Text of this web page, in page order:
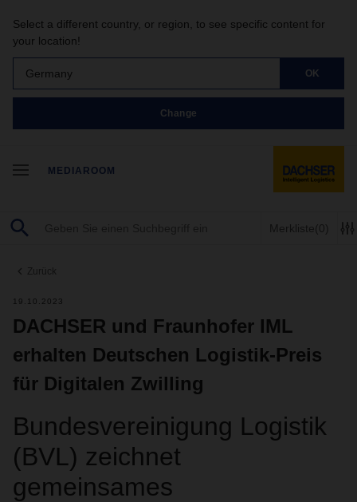
Select a different country, or region, to see specific content for
your location!
Germany OK
Change
MEDIAROOM
Merkliste(0)
Zurück
19.10.2023
DACHSER und Fraunhofer IML
erhalten Deutschen Logistik-Preis
für Digitalen Zwilling
Bundesvereinigung Logistik
(BVL) zeichnet
gemeinsames